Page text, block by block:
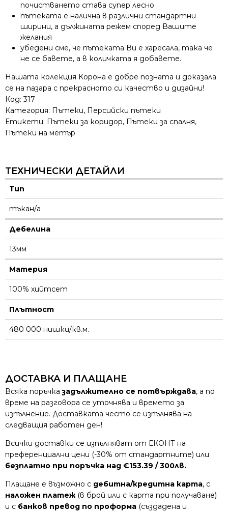
почистването става супер лесно
пътеката е налична в различни стандартни
ширини, а дължината режем според Вашите
желания
убедени сме, че пътеката Ви е харесала, така че
не се бавете, а в количката я добавете.
Нашата колекция Корона е добре позната и доказала
се на пазара с прекрасното си качество и дизайни!
Код:317
Категория: Пътеки, Персийски пътеки
Етикети: Пътеки за коридор, Пътеки за спалня,
Пътеки на метър
ТЕХНИЧЕСКИ ДЕТАЙЛИ
Тип
тъкан/а
Дебелина
13мм
Материя
100% хийтсет
Плътност
480 000 нишки/кв.м.
ДОСТАВКА И ПЛАЩАНЕ
Всяка поръчказадължително се потвърждава, а по
време на разговора се уточнява и времето за
изпълнение. Доставката често се изпълнява на
следващия работен ден!
Всички доставки се изпълняват от ЕКОНТ на
преференциални цени (-30% от стандартните) или
безплатно при поръчка над €153.39 / 300лв..
Плащане е възможно с дебитна/кредитна карта, с
наложен платеж (в брой или с карта при получаване)
и с банков превод по проформа (създадена и